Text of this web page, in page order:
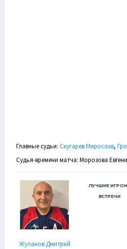
Главные судьи: Скугарев Мирослав,
Судья-времени матча: Морозова
Жуланов Дмитрий
ЛУЧШИЕ
ВСТРЕЧИ